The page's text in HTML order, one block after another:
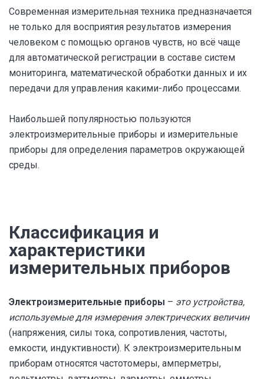
Современная измерительная техника предназначается
не только для восприятия результатов измерения
человеком с помощью органов чувств, но всё чаще
для автоматической регистрации в составе систем
мониторинга, математической обработки данных и их
передачи для управления какими-либо процессами.
Наибольшей популярностью пользуются
электроизмерительные приборы и измерительные
приборы для определения параметров окружающей
среды.
Классификация и
характеристики
измерительных приборов
Электроизмерительные приборы – это устройства,
используемые для измерения электрических величин
(напряжения, силы тока, сопротивления, частоты,
емкости, индуктивности). К электроизмерительным
приборам относятся частотомеры, амперметры,